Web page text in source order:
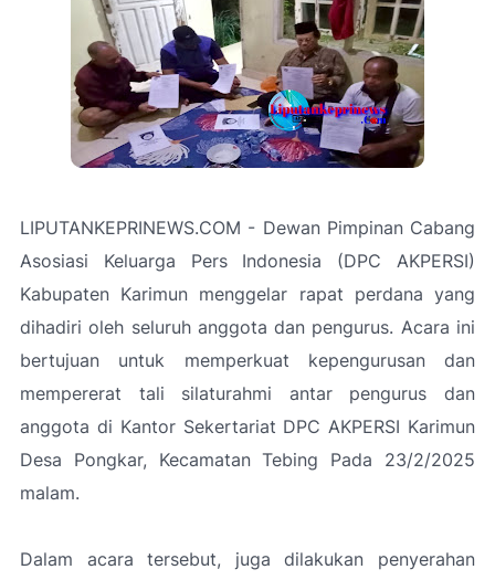
LIPUTANKEPRINEWS.COM - Dewan Pimpinan Cabang
Asosiasi Keluarga Pers Indonesia (DPC AKPERSI)
Kabupaten Karimun menggelar rapat perdana yang
dihadiri oleh seluruh anggota dan pengurus. Acara ini
bertujuan untuk memperkuat kepengurusan dan
mempererat tali silaturahmi antar pengurus dan
anggota di Kantor Sekertariat DPC AKPERSI Karimun
Desa Pongkar, Kecamatan Tebing Pada 23/2/2025
malam.
Dalam acara tersebut, juga dilakukan penyerahan